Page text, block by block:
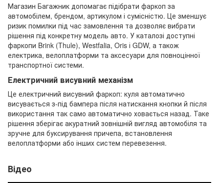
Магазин Багажник допомагає підібрати фаркоп за
автомобілем, брендом, артикулом і сумісністю. Це зменшує
ризик помилки під час замовлення та дозволяє вибрати
рішення під конкретну модель авто. У каталозі доступні
фаркопи Brink (Thule), Westfalia, Oris і GDW, а також
електрика, велоплатформи та аксесуари для повноцінної
транспортної системи.
Електричний висувний механізм
Це електричний висувний фаркоп: куля автоматично
висувається з-під бампера після натискання кнопки й після
використання так само автоматично ховається назад. Таке
рішення зберігає акуратний зовнішній вигляд автомобіля та
зручне для буксирування причепа, встановлення
велоплатформи або інших систем перевезення.
Відео